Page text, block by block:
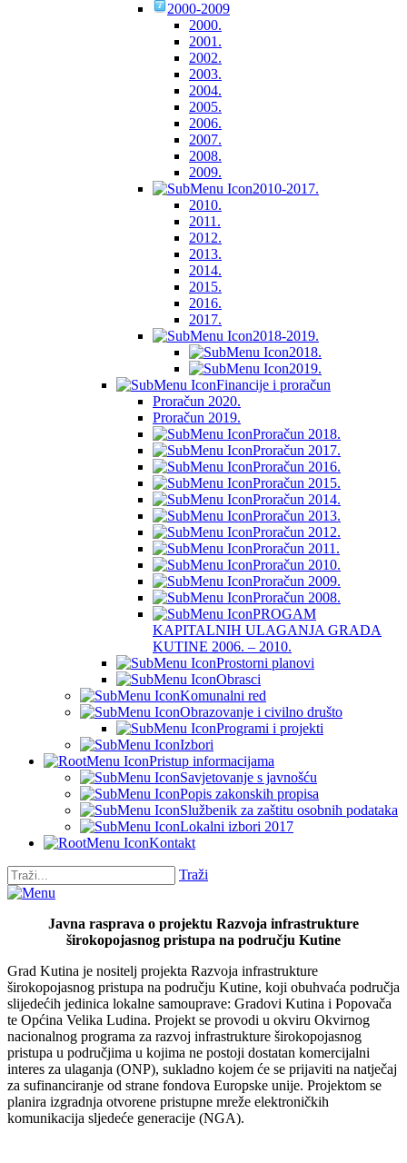
2000-2009
2000.
2001.
2002.
2003.
2004.
2005.
2006.
2007.
2008.
2009.
2010-2017.
2010.
2011.
2012.
2013.
2014.
2015.
2016.
2017.
2018-2019.
2018.
2019.
Financije i proračun
Proračun 2020.
Proračun 2019.
Proračun 2018.
Proračun 2017.
Proračun 2016.
Proračun 2015.
Proračun 2014.
Proračun 2013.
Proračun 2012.
Proračun 2011.
Proračun 2010.
Proračun 2009.
Proračun 2008.
PROGAM
KAPITALNIH ULAGANJA GRADA
KUTINE 2006. – 2010.
Prostorni planovi
Obrasci
Komunalni red
Obrazovanje i civilno društo
Programi i projekti
Izbori
Pristup informacijama
Savjetovanje s javnošću
Popis zakonskih propisa
Službenik za zaštitu osobnih podataka
Lokalni izbori 2017
Kontakt
Traži
Javna rasprava o projektu Razvoja infrastrukture
širokopojasnog pristupa na području Kutine
Grad Kutina je nositelj projekta Razvoja infrastrukture
širokopojasnog pristupa na području Kutine, koji obuhvaća područja
slijedećih jedinica lokalne samouprave: Gradovi Kutina i Popovača
te Općina Velika Ludina. Projekt se provodi u okviru Okvirnog
nacionalnog programa za razvoj infrastrukture širokopojasnog
pristupa u područjima u kojima ne postoji dostatan komercijalni
interes za ulaganja (ONP), sukladno kojem će se prijaviti na natječaj
za sufinanciranje od strane fondova Europske unije. Projektom se
planira izgradnja otvorene pristupne mreže elektroničkih
komunikacija sljedeće generacije (NGA).